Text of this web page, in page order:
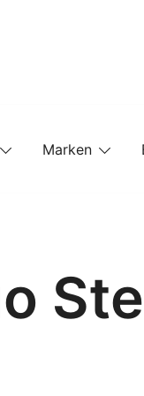
Marken